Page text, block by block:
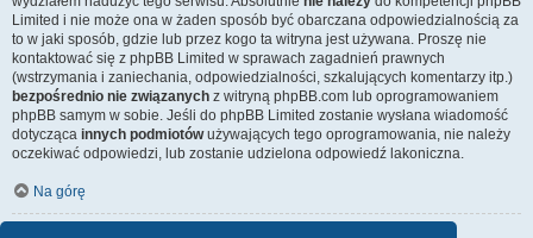
Limited i nie może ona w żaden sposób być obarczana odpowiedzialnością za
to w jaki sposób, gdzie lub przez kogo ta witryna jest używana. Proszę nie
kontaktować się z phpBB Limited w sprawach zagadnień prawnych
(wstrzymania i zaniechania, odpowiedzialności, szkalujących komentarzy itp.)
bezpośrednio nie związanych z witryną phpBB.com lub oprogramowaniem
phpBB samym w sobie. Jeśli do phpBB Limited zostanie wysłana wiadomość
dotycząca innych podmiotówużywających tego oprogramowania, nie należy
oczekiwać odpowiedzi, lub zostanie udzielona odpowiedź lakoniczna.
Na górę